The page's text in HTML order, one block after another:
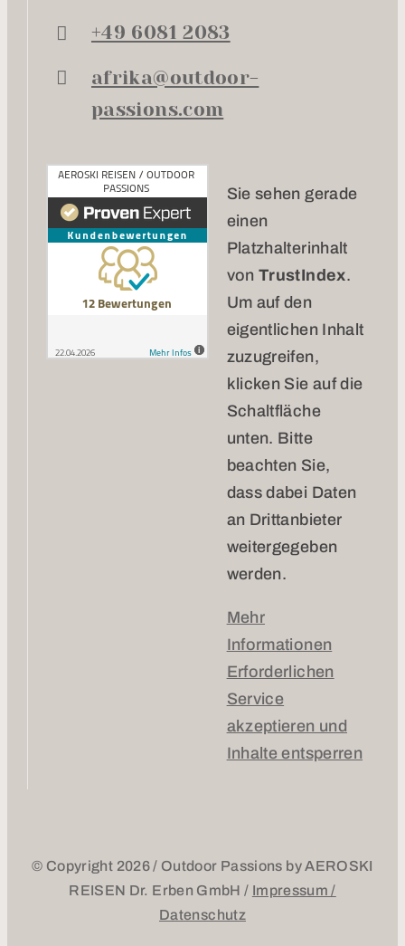
+49 6081 2083
afrika@outdoor-
passions.com
Sie sehen gerade
einen
Platzhalterinhalt
vonTrustIndex.
Um auf den
eigentlichen Inhalt
zuzugreifen,
klicken Sie auf die
Schaltfläche
unten. Bitte
beachten Sie,
dass dabei Daten
an Drittanbieter
weitergegeben
werden.
Mehr
Informationen
Erforderlichen
Service
akzeptieren und
Inhalte entsperren
© Copyright 2026 / Outdoor Passions by AEROSKI
REISEN Dr. Erben GmbH / Impressum /
Datenschutz